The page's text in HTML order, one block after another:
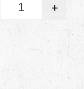
Quantity +